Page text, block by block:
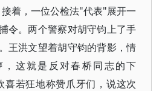
着，一位公检法"代表"展开一
令。两个警察对胡守钧上了手
王洪文望着胡守钧的背影，情
这就是反对春桥同志的下
若狂地称赞爪牙们，说这次